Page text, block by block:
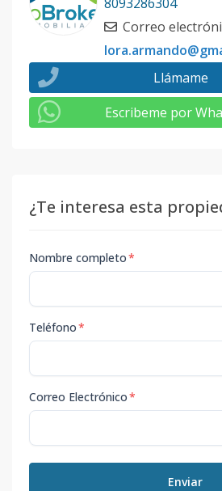
8093286304
Correo
Llámame
Escribeme por
¿Te interesa esta
Nombre completo*
Teléfono*
Correo Electrónico*
Enviar